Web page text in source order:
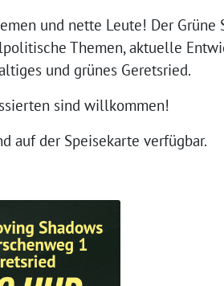
und nette Leute! Der
Themen, aktuelle
und grünes Geretsried.
sind willkommen!
auf der Speisekarte verfügbar.